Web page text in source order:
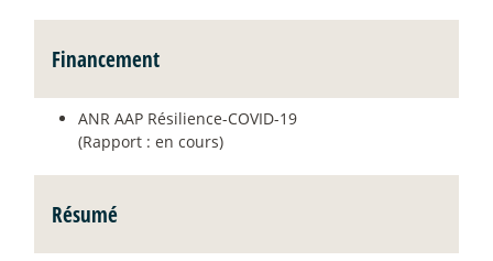
Financement
ANR AAP Résilience-COVID-19
(Rapport : en cours)
Résumé